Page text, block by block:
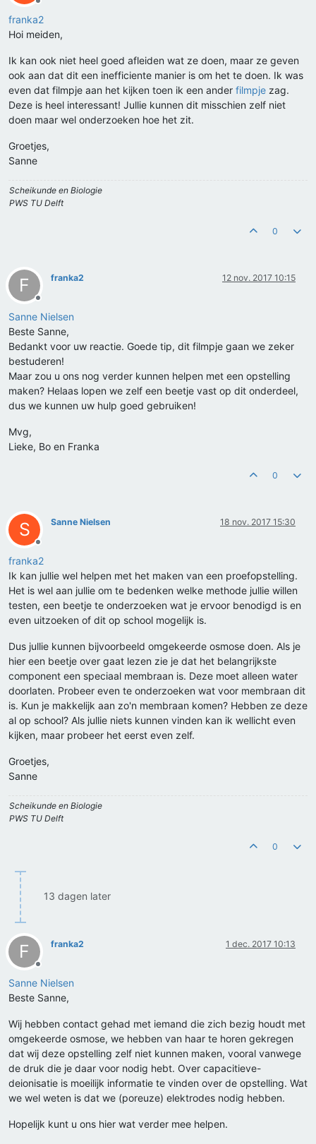
Offline
franka2
Hoi meiden,
Ik kan ook niet heel goed afleiden wat ze doen, maar ze geven
ook aan dat dit een inefficiente manier is om het te doen. Ik was
even dat filmpje aan het kijken toen ik een ander filmpje zag.
Deze is heel interessant! Jullie kunnen dit misschien zelf niet
doen maar wel onderzoeken hoe het zit.
Groetjes,
Sanne
Scheikunde en Biologie
PWS TU Delft
0
F
Offline
franka2 12 nov. 2017 10:15
Sanne Nielsen
Beste Sanne,
Bedankt voor uw reactie. Goede tip, dit filmpje gaan we zeker
bestuderen!
Maar zou u ons nog verder kunnen helpen met een opstelling
maken? Helaas lopen we zelf een beetje vast op dit onderdeel,
dus we kunnen uw hulp goed gebruiken!
Mvg,
Lieke, Bo en Franka
0
S
Offline
Sanne Nielsen 18 nov. 2017 15:30
franka2
Ik kan jullie wel helpen met het maken van een proefopstelling.
Het is wel aan jullie om te bedenken welke methode jullie willen
testen, een beetje te onderzoeken wat je ervoor benodigd is en
even uitzoeken of dit op school mogelijk is.
Dus jullie kunnen bijvoorbeeld omgekeerde osmose doen. Als je
hier een beetje over gaat lezen zie je dat het belangrijkste
component een speciaal membraan is. Deze moet alleen water
doorlaten. Probeer even te onderzoeken wat voor membraan dit
is. Kun je makkelijk aan zo'n membraan komen? Hebben ze deze
al op school? Als jullie niets kunnen vinden kan ik wellicht even
kijken, maar probeer het eerst even zelf.
Groetjes,
Sanne
Scheikunde en Biologie
PWS TU Delft
0
13 dagen later
F
Offline
franka2 1 dec. 2017 10:13
Sanne Nielsen
Beste Sanne,
Wij hebben contact gehad met iemand die zich bezig houdt met
omgekeerde osmose, we hebben van haar te horen gekregen
dat wij deze opstelling zelf niet kunnen maken, vooral vanwege
de druk die je daar voor nodig hebt. Over capacitieve-
deionisatie is moeilijk informatie te vinden over de opstelling. Wat
we wel weten is dat we (poreuze) elektrodes nodig hebben.
Hopelijk kunt u ons hier wat verder mee helpen.